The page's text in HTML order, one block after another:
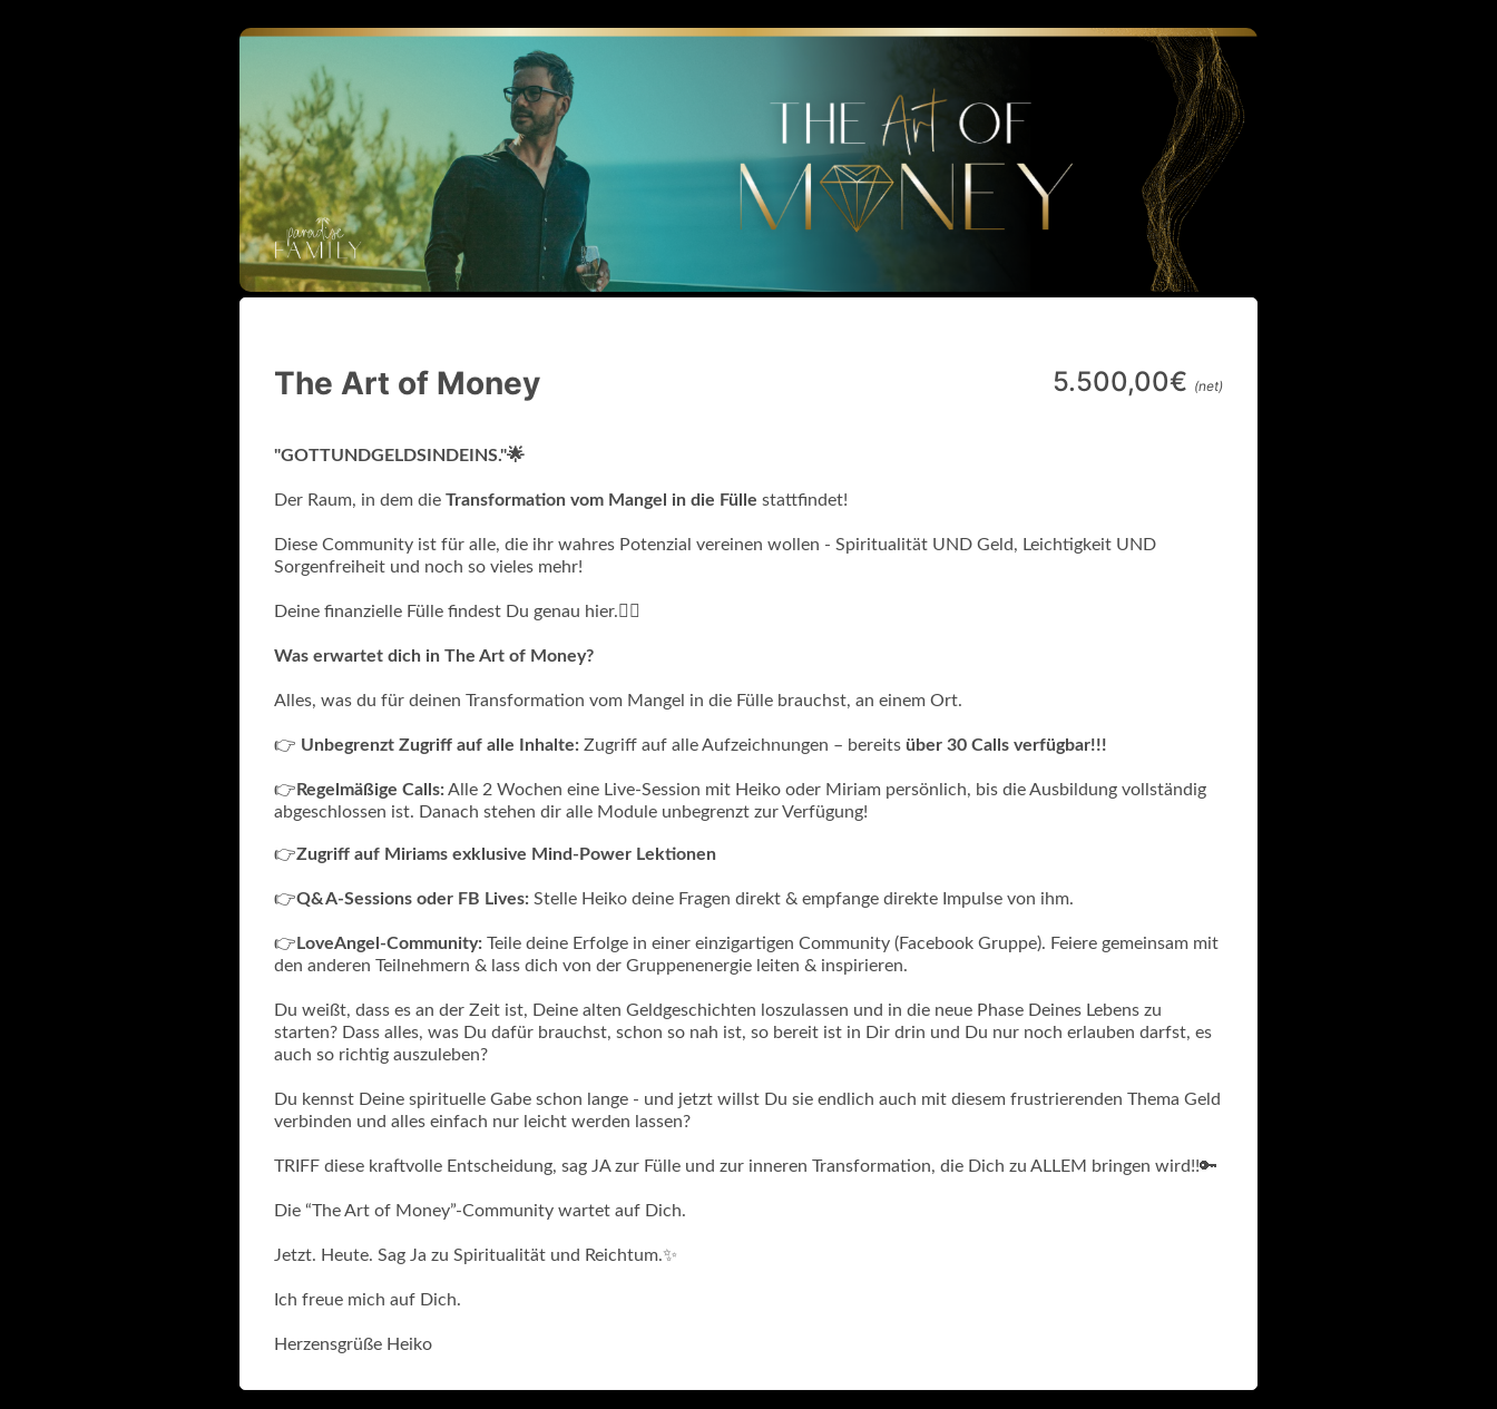
The Art of Money 5.500,00€ (net)
"GOTTUNDGELDSINDEINS."🌟
Der Raum, in dem die Transformation vom Mangel in die Fülle stattfindet!
Diese Community ist für alle, die ihr wahres Potenzial vereinen wollen - Spiritualität UND Geld, Leichtigkeit UND
Sorgenfreiheit und noch so vieles mehr!
Deine finanzielle Fülle findest Du genau hier.👇🏼
Was erwartet dich in The Art of Money?
Alles, was du für deinen Transformation vom Mangel in die Fülle brauchst, an einem Ort.
👉 Unbegrenzt Zugriff auf alle Inhalte: Zugriff auf alle Aufzeichnungen – bereits über 30 Calls verfügbar!!!
👉 Regelmäßige Calls:Alle 2 Wochen eine Live-Session mit Heiko oder Miriam persönlich, bis die Ausbildung vollständig
abgeschlossen ist. Danach stehen dir alle Module unbegrenzt zur Verfügung!
👉Zugriff auf Miriams exklusive Mind-Power Lektionen
👉Q&A-Sessions oder FB Lives: Stelle Heiko deine Fragen direkt & empfange direkte Impulse von ihm.
👉 LoveAngel-Community: Teile deine Erfolge in einer einzigartigen Community (Facebook Gruppe). Feiere gemeinsam mit
den anderen Teilnehmern & lass dich von der Gruppenenergie leiten & inspirieren.
Du weißt, dass es an der Zeit ist, Deine alten Geldgeschichten loszulassen und in die neue Phase Deines Lebens zu
starten? Dass alles, was Du dafür brauchst, schon so nah ist, so bereit ist in Dir drin und Du nur noch erlauben darfst, es
auch so richtig auszuleben?
Du kennst Deine spirituelle Gabe schon lange - und jetzt willst Du sie endlich auch mit diesem frustrierenden Thema Geld
verbinden und alles einfach nur leicht werden lassen?
TRIFF diese kraftvolle Entscheidung, sag JA zur Fülle und zur inneren Transformation, die Dich zu ALLEM bringen wird!!🔑
Die “The Art of Money”-Community wartet auf Dich.
Jetzt. Heute. Sag Ja zu Spiritualität und Reichtum.✨
Ich freue mich auf Dich.
Herzensgrüße Heiko